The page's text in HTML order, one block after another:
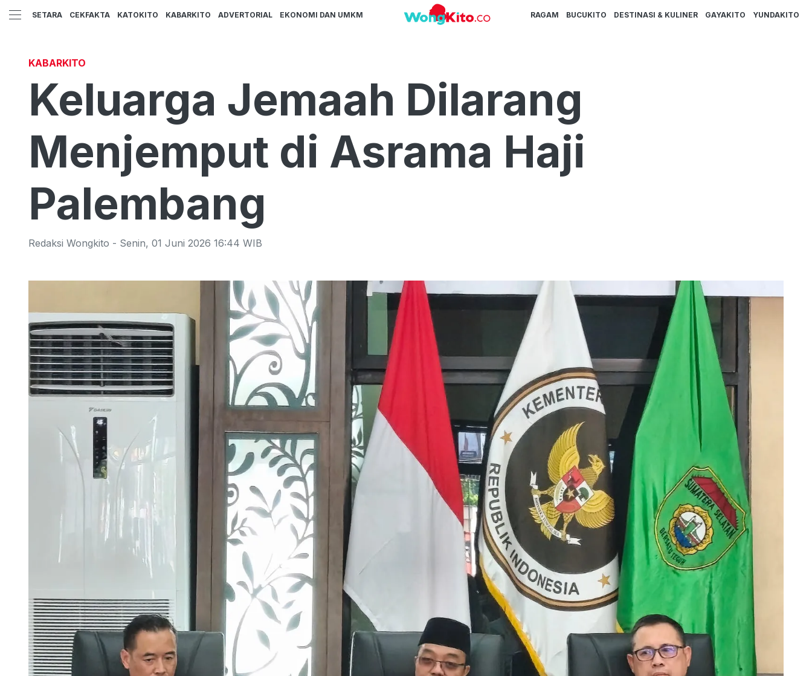
SETARA CEKFAKTA KATOKITO KABARKITO ADVERTORIAL EKONOMI DAN UMKM RAGAM BUCUKITO DESTINASI & KULINER GAYAKITO YUNDAKITO
KABARKITO
Keluarga Jemaah Dilarang
Menjemput di Asrama Haji
Palembang
Redaksi Wongkito - Senin, 01 Juni 2026 16:44 WIB